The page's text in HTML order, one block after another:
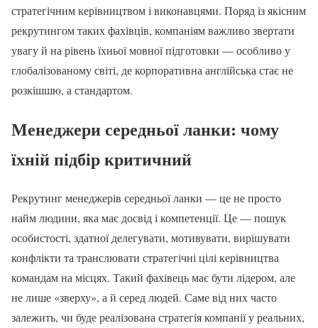
стратегічним керівництвом і виконавцями. Поряд із якісним
рекрутингом таких фахівців, компаніям важливо звертати
увагу й на рівень їхньої мовної підготовки — особливо у
глобалізованому світі, де корпоративна англійська стає не
розкішшю, а стандартом.
Менеджери середньої ланки: чому
їхній підбір критичний
Рекрутинг менеджерів середньої ланки — це не просто
найм людини, яка має досвід і компетенції. Це — пошук
особистості, здатної делегувати, мотивувати, вирішувати
конфлікти та транслювати стратегічні цілі керівництва
командам на місцях. Такий фахівець має бути лідером, але
не лише «зверху», а й серед людей. Саме від них часто
залежить, чи буде реалізована стратегія компанії у реальних,